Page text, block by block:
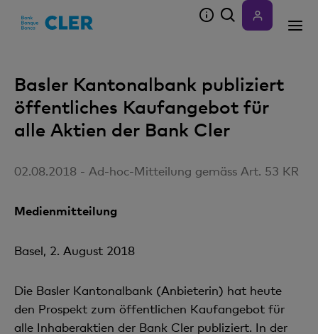
Basler Kantonalbank publiziert
öffentliches Kaufangebot für
alle Aktien der Bank Cler
02.08.2018 - Ad-hoc-Mitteilung gemäss Art. 53 KR
Medienmitteilung
Basel, 2. August 2018
Die Basler Kantonalbank (Anbieterin) hat heute
den Prospekt zum öffentlichen Kaufangebot für
alle Inhaberaktien der Bank Cler publiziert. In der